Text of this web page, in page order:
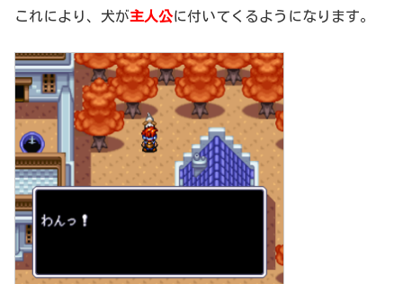
これにより、犬が主人公に付いてくるようになります。